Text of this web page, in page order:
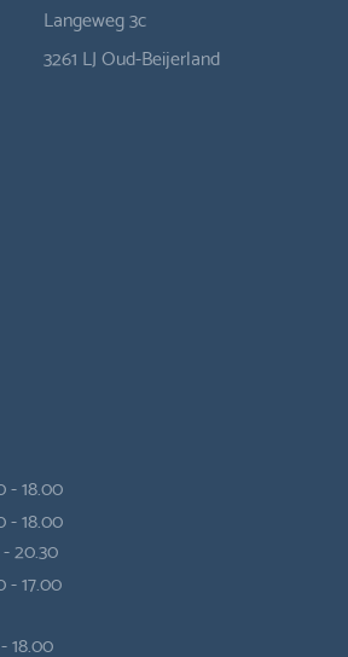
Langeweg 3c
3261 LJ Oud-Beijerland
- 18.00
- 18.00
- 20.30
- 17.00
18.00